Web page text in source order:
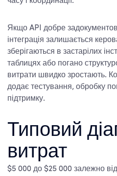
Якщо API добре
інтеграція залишається
зберігаються в застарілих
таблицях або погано
витрати швидко зростають.
додає тестування, обробку
підтримку.
Типовий
витрат
$5 000 до $25 000 залежно від